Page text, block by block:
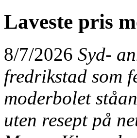
Laveste pris
8/7/2026 Syd-
fredrikstad som
moderbolet
uten resept på